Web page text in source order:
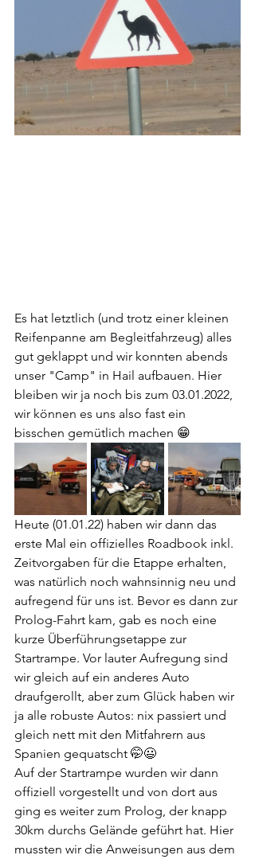
Es hat letztlich (und trotz einer kleinen
Reifenpanne am Begleitfahrzeug) alles
gut geklappt und wir konnten abends
unser "Camp" in Hail aufbauen. Hier
bleiben wir ja noch bis zum 03.01.2022,
wir können es uns also fast ein
bisschen gemütlich machen 😁
Heute (01.01.22) haben wir dann das
erste Mal ein offizielles Roadbook inkl.
Zeitvorgaben für die Etappe erhalten,
was natürlich noch wahnsinnig neu und
aufregend für uns ist. Bevor es dann zur
Prolog-Fahrt kam, gab es noch eine
kurze Überführungsetappe zur
Startrampe. Vor lauter Aufregung sind
wir gleich auf ein anderes Auto
draufgerollt, aber zum Glück haben wir
ja alle robuste Autos: nix passiert und
gleich nett mit den Mitfahrern aus
Spanien gequatscht 🤭😃
Auf der Startrampe wurden wir dann
offiziell vorgestellt und von dort aus
ging es weiter zum Prolog, der knapp
30km durchs Gelände geführt hat. Hier
mussten wir die Anweisungen aus dem